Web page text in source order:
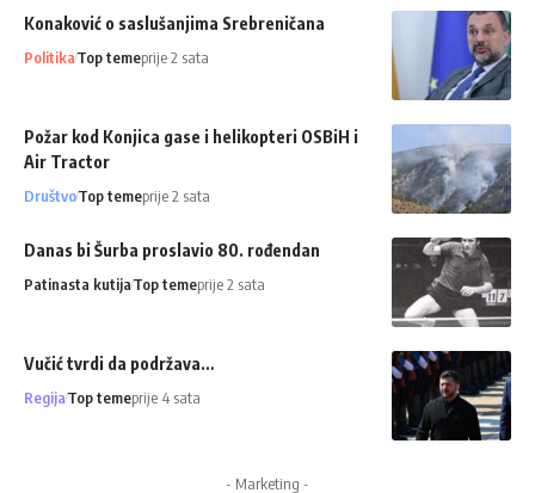
Konaković o saslušanjima Srebreničana
PolitikaTop temeprije 2 sata
Požar kod Konjica gase i helikopteri OSBiH i
Air Tractor
DruštvoTop temeprije 2 sata
Danas bi Šurba proslavio 80. rođendan
Patinasta kutijaTop temeprije 2 sata
Vučić tvrdi da podržava…
RegijaTop temeprije 4 sata
- Marketing -